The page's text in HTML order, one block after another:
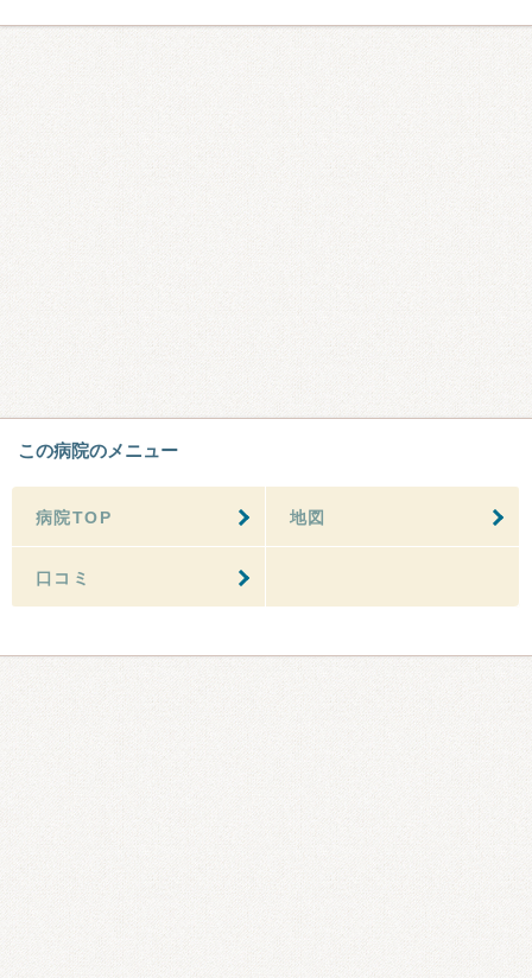
この病院のメニュー
病院TOP 地図
口コミ